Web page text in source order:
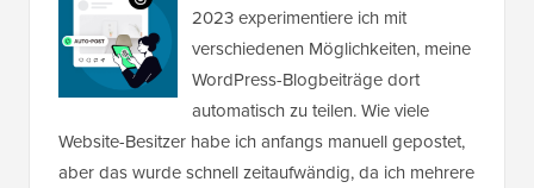
2023 experimentiere ich mit
verschiedenen Möglichkeiten, meine
WordPress-Blogbeiträge dort
automatisch zu teilen. Wie viele
Website-Besitzer habe ich anfangs manuell gepostet,
aber das wurde schnell zeitaufwändig, da ich mehrere